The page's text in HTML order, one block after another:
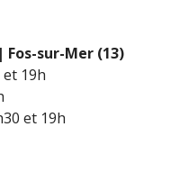
sur-Mer (13)
et 19h
et 19h